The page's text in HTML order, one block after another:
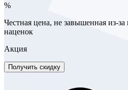
%
Честная цена, не завышенная из-
наценок
Акция
Получить скидку